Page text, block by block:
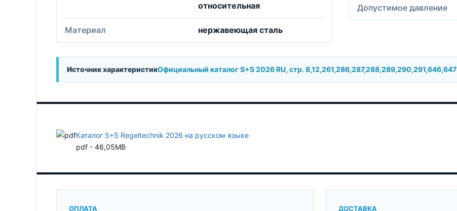
относительная
Материал нержавеющая сталь
Допустимое давление
Источник характеристикОфициальный каталог S+S 2026 RU, стр. 8,12,261,286,287,288,289,290,291,646,647
Каталог S+S Regeltechnik 2026 на русском языке
pdf - 46,05MB
ОПЛАТА ДОСТАВКА